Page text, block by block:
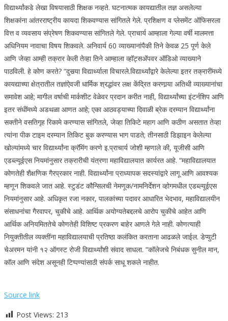
विद्यार्थ्यांकडे लेखा विषयासाठी शिक्षक नव्हते. घटनात्मक कायद्यातील तज्ञ असलेल्या
शिक्षकांना आंतरराष्ट्रीय कायदा शिकवण्यास सांगितले गेले. प्रशिक्षण व प्लेसमेंट ऑफिसरला
वित्त व व्यवसाय संप्रेषण शिकवण्यास सांगितले गेले. प्राचार्य आम्हाला गेल्या वर्षी मालमत्ता
अधिनियम नावाचा विषय शिकवले. अनिवार्य 60 व्याख्यानांपैकी तिने केवळ 25 पूर्ण केले
आणि जेव्हा आम्ही तक्रार केली तेव्हा तिने आम्हाला व्हॉट्सअ‍ॅपवर ऑडिओ व्याख्याने
पाठविली. हे कोण करते? “दुसर्‍या विद्यार्थ्याला विचारले.विद्यार्थ्यांद्वारे केलेल्या इतर तक्रारींमध्ये
कायद्याच्या क्षेत्रातील तज्ञांऐवजी धार्मिक श्रद्धांवर लक्ष केंद्रित करणार्‍या अतिथी व्याख्यानांचा
समावेश आहे; मागील वर्षाची मार्कशीट वेळेवर प्रदान करीत नाही, विद्यार्थ्यांच्या इंटर्नशिप आणि
इतर संधींमध्ये अडथळा आणत आहे; एका आठवड्याच्या दिवाळी ब्रेक दरम्यान विद्यार्थ्यांना
सक्तीने वसतिगृह रिकामे करण्यास सांगितले, जेव्हा तिकिटे महाग आणि कठीण असतात तेव्हा
त्यांना पीक टाइम दरम्यान तिकिट बुक करण्यास भाग पाडते; तीनसाठी डिझाइन केलेल्या
खोल्यांमध्ये चार विद्यार्थ्यांना क्रॅमिंग करणे इ.प्राचार्य जोशी म्हणाले की, यूजीसी आणि
एडब्ल्यूईएस नियमांनुसार तक्रारीची यंत्रणा महाविद्यालयात कार्यरत आहे. “महाविद्यालयात
कोणतेही शैक्षणिक गैरप्रकार नाही. विद्यार्थ्यांना प्राध्यापक सदस्यांद्वारे लागू आणि आवश्यक
म्हणून शिकवले जात आहे. स्टुडंट कौन्सिलची नेमणूक/नामनिर्देशन व्होगमधील एडब्ल्यूईएस
नियमांनुसार आहे. अधिकृत रजा नकार, पालकांच्या पदावर आधारित भेदभाव, महाविद्यालयीन
संसाधनांचा गैरवापर, चुकीचे आहे. आर्थिक अयोग्यतेबद्दलचे आरोप चुकीचे आहेत आणि
आर्थिक अनियमिततेचे कोणतेही विशिष्ट प्रकरण बाहेर आणले गेले नाही. कोणत्याही
नियुक्तीतील व्यक्तींना महाविद्यालयाची प्रतिष्ठा कलंकित करताना आढळले जाईल. डेप्युटी
चेअरमन यांनी १२ ऑगस्ट रोजी विद्यार्थ्यांशी संवाद साधला. “कॉलेजचे निबंधक सुनील मान,
कॉल आणि संदेश असूनही टिप्पण्यांसाठी संपर्क साधू शकले नाहीत.
Source link
Post Views: 213